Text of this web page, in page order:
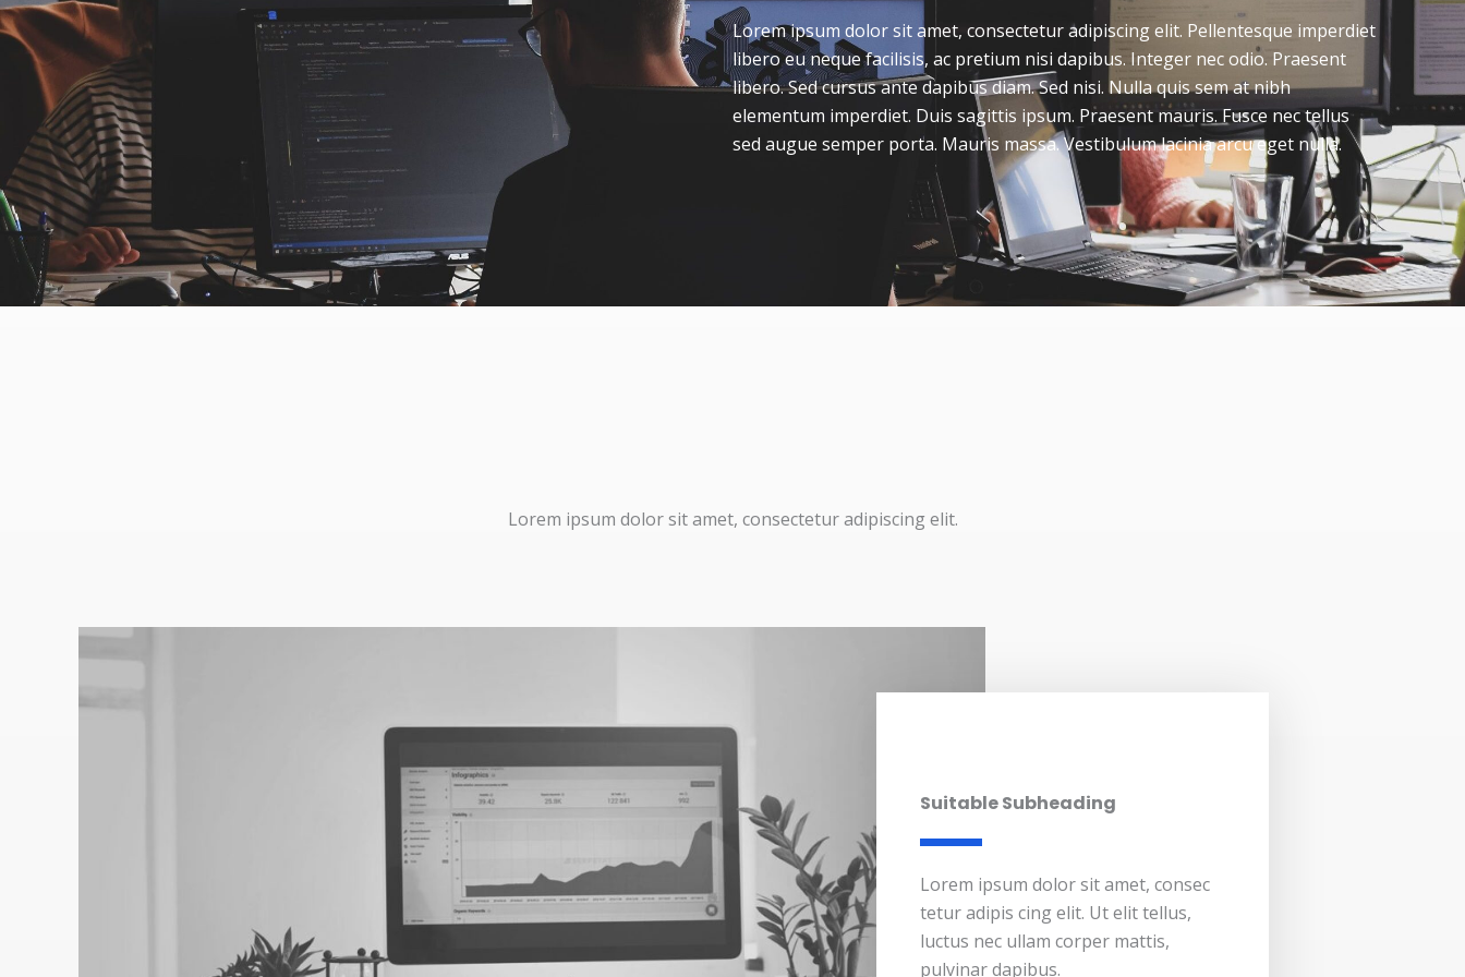
Lorem ipsum dolor sit amet, consectetur adipiscing elit. Pellentesque imperdiet
libero eu neque facilisis, ac pretium nisi dapibus. Integer nec odio. Praesent
libero. Sed cursus ante dapibus diam. Sed nisi. Nulla quis sem at nibh
elementum imperdiet. Duis sagittis ipsum. Praesent mauris. Fusce nec tellus
sed augue semper porta. Mauris massa. Vestibulum lacinia arcu eget nulla.
Lorem ipsum dolor sit amet, consectetur adipiscing elit.
Suitable Subheading
Lorem ipsum dolor sit amet, consec
tetur adipis cing elit. Ut elit tellus,
luctus nec ullam corper mattis,
pulvinar dapibus.